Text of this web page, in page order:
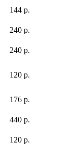
144 р.
240 р.
240 р.
120 р.
176 р.
440 р.
120 р.